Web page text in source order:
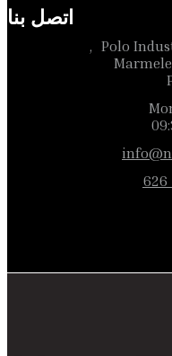
اتصل بنا
Polo